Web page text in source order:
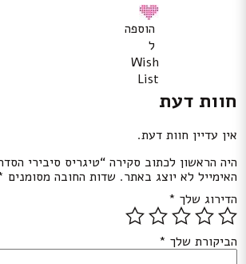
הוספה
ל
Wish
List
חוות דעת
אין עדיין חוות דעת.
היה הראשון לכתוב סקירה “טיגריס סיבירי
האימייל לא יוצג באתר. שדות החובה מסומנים
הדירוג שלך *
הביקורת שלך *